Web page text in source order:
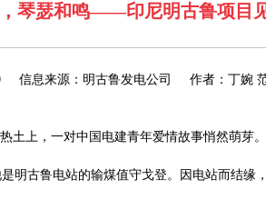
琴瑟和鸣——印尼明古鲁项目
信息来源：明古鲁发电公司 作者：丁
土上，一对中国电建青年爱情故事悄然萌芽。
明古鲁电站的输煤值守戈登。因电站而结